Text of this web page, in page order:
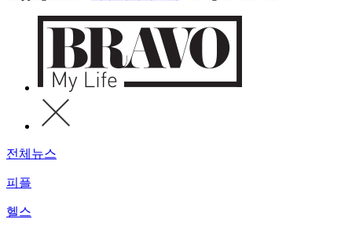
전체뉴스
피플
헬스